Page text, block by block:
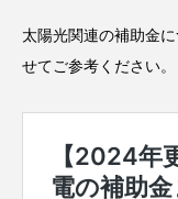
太陽光関連の補助金
せてご参考ください。